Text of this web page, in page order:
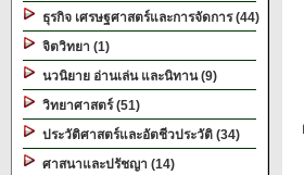
ธุรกิจ เศรษฐศาสตร์และการจัดการ (44)
จิตวิทยา (1)
นวนิยาย อ่านเล่น และนิทาน (9)
วิทยาศาสตร์ (51)
ประวัติศาสตร์และอัตชีวประวัติ (34)
ศาสนาและปรัชญา (14)